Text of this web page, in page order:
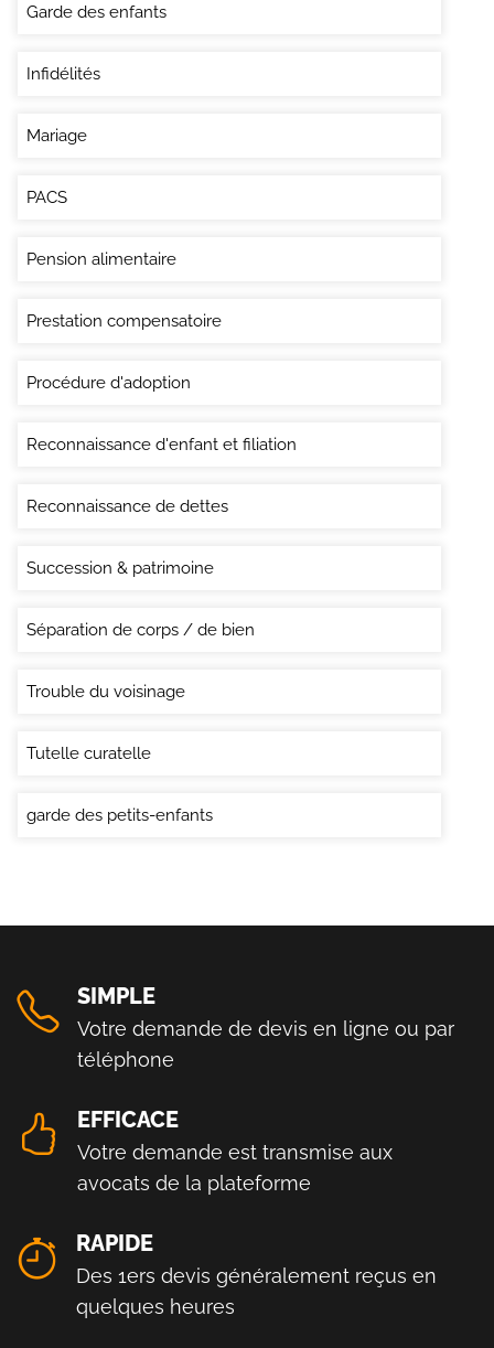
Garde des enfants
Infidélités
Mariage
PACS
Pension alimentaire
Prestation compensatoire
Procédure d'adoption
Reconnaissance d'enfant et filiation
Reconnaissance de dettes
Succession & patrimoine
Séparation de corps / de bien
Trouble du voisinage
Tutelle curatelle
garde des petits-enfants
SIMPLE
Votre demande de devis en ligne ou par
téléphone
EFFICACE
Votre demande est transmise aux
avocats de la plateforme
RAPIDE
Des 1ers devis généralement reçus en
quelques heures